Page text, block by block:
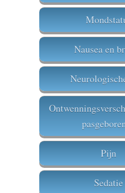
Nausea en
Pijn
Sedatie